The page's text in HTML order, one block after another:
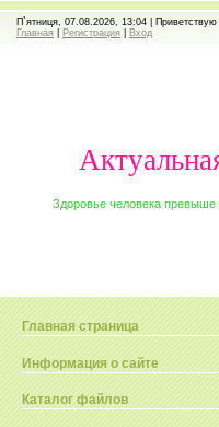
П`ятниця, 07.08.2026, 13:04 | Приветствую
Главная
Регистрация Вход
Здоровье человека превыше
Главная страница
Информация о сайте
Каталог файлов